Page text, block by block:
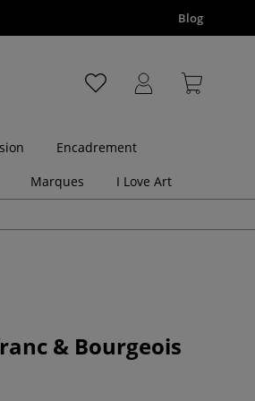
Blog
Encadrement
Marques I Love Art
& Bourgeois